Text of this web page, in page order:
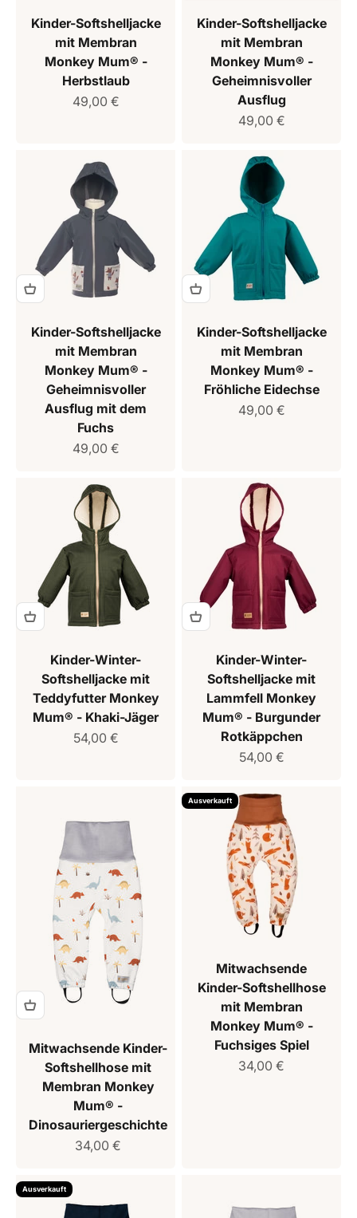
Kinder-Softshelljacke
mit Membran
Monkey Mum® -
Herbstlaub
Verkaufspreis
49,00 €
Kinder-Softshelljacke
mit Membran
Monkey Mum® -
Geheimnisvoller
Ausflug
Verkaufspreis
49,00 €
Kinder-Softshelljacke
mit Membran
Monkey Mum® -
Geheimnisvoller
Ausflug mit dem
Fuchs
Verkaufspreis
49,00 €
Kinder-Softshelljacke
mit Membran
Monkey Mum® -
Fröhliche Eidechse
Verkaufspreis
49,00 €
Kinder-Winter-
Softshelljacke mit
Teddyfutter Monkey
Mum® - Khaki-Jäger
Verkaufspreis
54,00 €
Kinder-Winter-
Softshelljacke mit
Lammfell Monkey
Mum® - Burgunder
Rotkäppchen
Verkaufspreis
54,00 €
Mitwachsende Kinder-
Softshellhose mit
Membran Monkey
Mum® -
Dinosauriergeschichte
Verkaufspreis
34,00 €
Ausverkauft
Mitwachsende
Kinder-Softshellhose
mit Membran
Monkey Mum® -
Fuchsiges Spiel
Verkaufspreis
34,00 €
Ausverkauft